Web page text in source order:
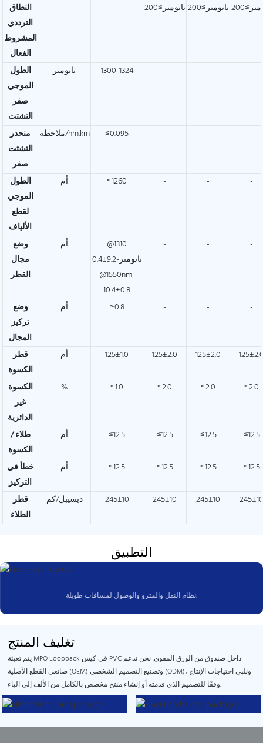
النطاق
الترددي
المشروط
الفعال
نانومتر≥200
نانومتر≥200
الطول
الموجي
صفر
التشتت
نانومتر 1300-1324 - - -
منحدر
التشتت
صفر
ملاحظة/nm.km ≤0.095 - - -
الطول
الموجي
لقطع
الألياف
أم ≤1260 - - -
وضع
مجال
القطر
أم
@1310
نانومتر-9.2±0.4
@1550nm-
10.4±0.8
- - -
وضع
تركيز
المجال
أم ≤0.8 - - -
قطر
الكسوة
أم 125±1.0 125±2.0 125±2.0
الكسوة
غير
الدائرية
% ≤1.0 ≤2.0 ≤2.0 ≤2.0
طلاء /
الكسوة
أم ≤12.5 ≤12.5 ≤12.5 ≤12.5
خطأ في
التركيز
أم ≤12.5 ≤12.5 ≤12.5 ≤12.5
قطر
الطلاء
ديسيبل/كم 245±10 245±10 245±10
التطبيق
نظام النقل والمترو والوصول لمسافات طويلة.
تغليف المنتج
يتم تعبئة MPO Loopback في كيس PVC داخل صندوق من الورق المقوى. نحن ندعم
صانعي القطع الأصلية (OEM) وتصنيع التصميم الشخصي (ODM)، ونلبي احتياجات الإنتاج
وفقًا للتصميم الذي قدمته أو إنشاء منتج مخصص بالكامل من الألف إلى الياء.